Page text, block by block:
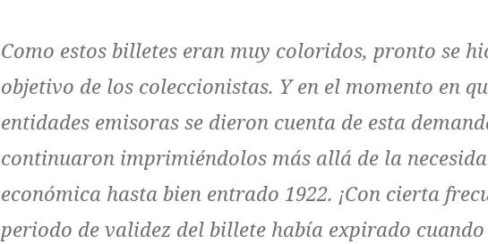
Como estos billetes eran muy coloridos, pronto se
objetivo de los coleccionistas. Y en el momento en
entidades emisoras se dieron cuenta de esta
continuaron imprimiéndolos más allá de la
económica hasta bien entrado 1922. ¡Con cierta
periodo de validez del billete había expirado cuando